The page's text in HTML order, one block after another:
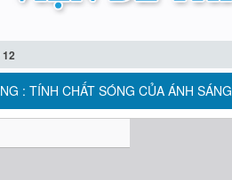
: TÍNH CHẤT SÓNG CỦA ÁNH SÁNG